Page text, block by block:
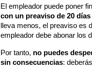
El empleador puede poner
con un preaviso de 20 días
lleva menos, el preaviso es
empleador debe abonar los
Por tanto, no puedes
sin consecuencias: